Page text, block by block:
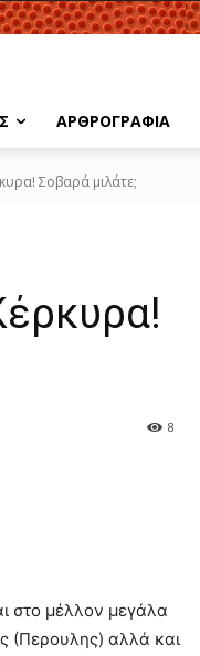
ΑΡΘΡΟΓΡΑΦΙΑ
Σοβαρά μιλάτε;
8
στο μέλλον μεγάλα
(Περουλης) αλλά και